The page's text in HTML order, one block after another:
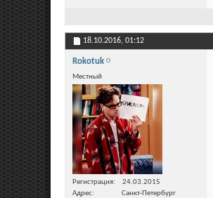
18.10.2016, 01:12
Rokotuk
Местный
Регистрация
24.03.2015
Адрес
Санкт-Петербург